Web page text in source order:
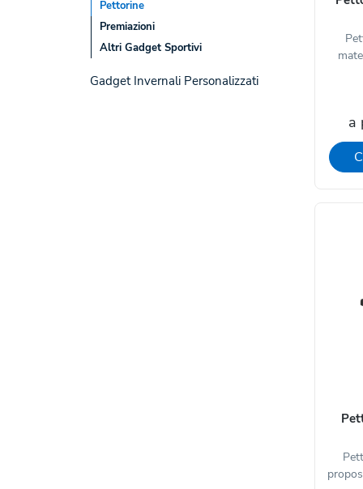
Pettorine
Premiazioni
Altri Gadget Sportivi
Gadget Invernali Personalizzati
a